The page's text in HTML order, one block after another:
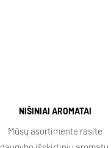
NIŠINIAI AROMATAI
Mūsų asortimente rasite